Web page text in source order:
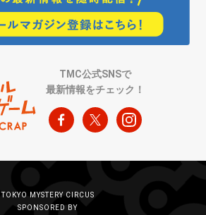
TMC公式SNSで
最新情報をチェック！
TOKYO MYSTERY CIRCUS
SPONSORED BY